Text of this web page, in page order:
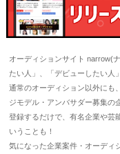
オーディションサイト narrow(
たい人」、「デビューしたい人
通常のオーディション以外にも
ジモデル・アンバサダー募集の
登録するだけで、有名企業や芸
いうことも！
気になった企業案件・オーディ